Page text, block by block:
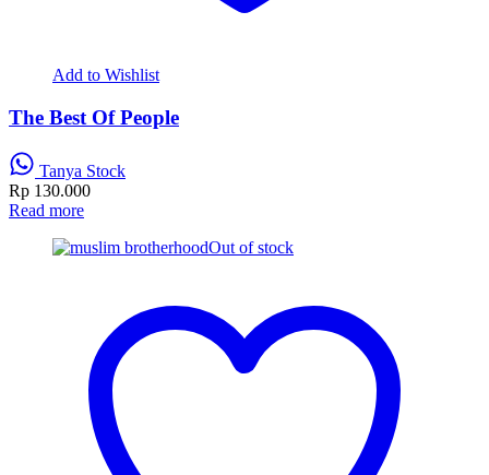
Add to Wishlist
The Best Of People
Tanya Stock
Rp 130.000
Read more
Out of stock